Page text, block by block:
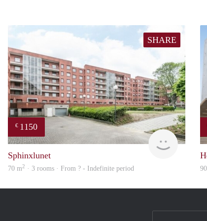
SHARE
€ 1150
finder
Sphinxlunet
70 m2 · 3 rooms · From ? - Indefinite period